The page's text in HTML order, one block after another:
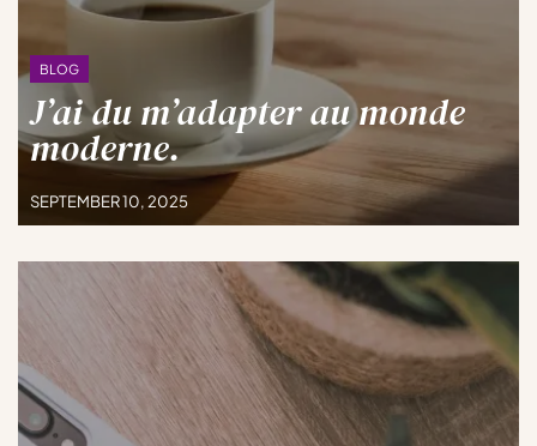
BLOG
J’ai du m’adapter au monde
moderne.
SEPTEMBER 10, 2025